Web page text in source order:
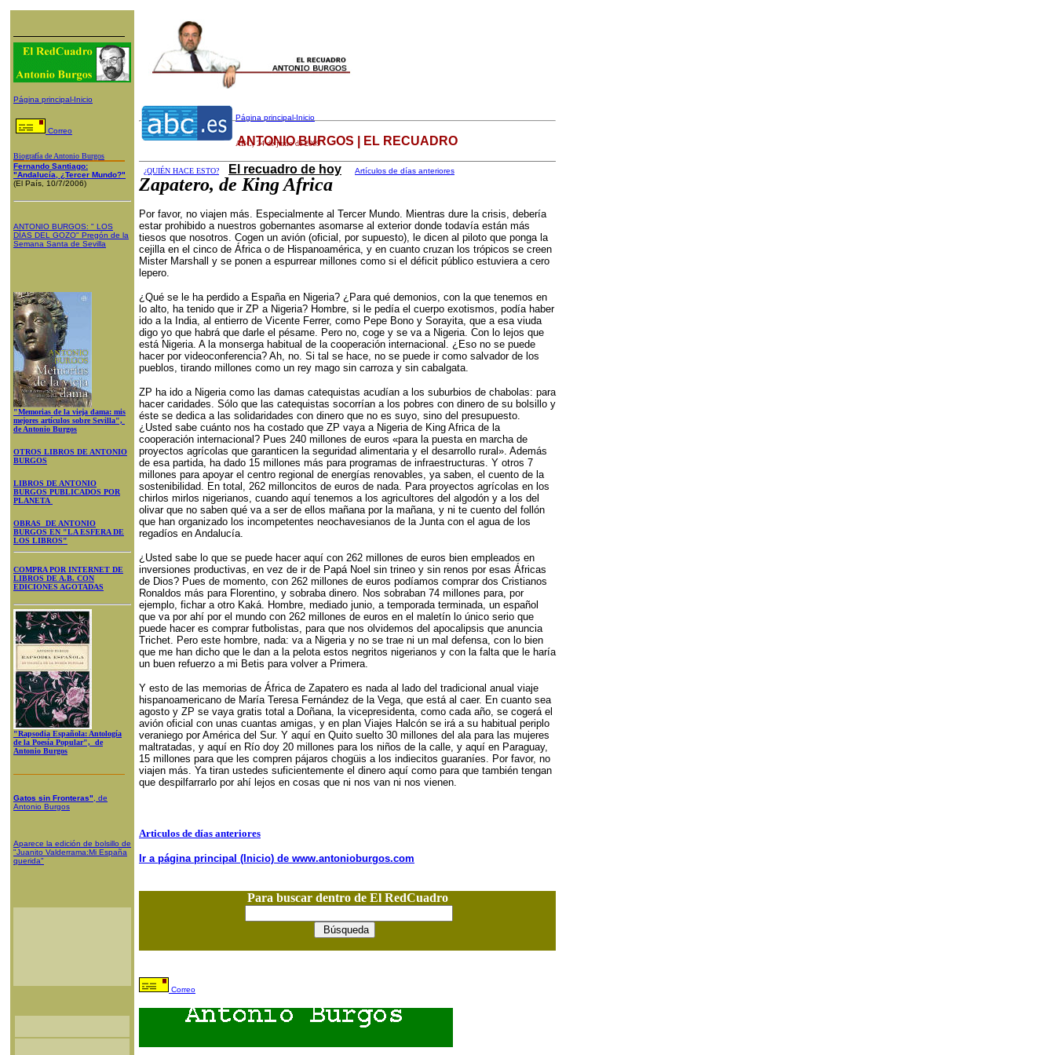
Página principal-Inicio
Correo
Biografía de Antonio Burgos
Fernando Santiago:
"Andalucía, ¿Tercer Mundo?"
(El País, 10/7/2006)
ANTONIO BURGOS: " LOS
DÍAS DEL GOZO" Pregón de la
Semana Santa de Sevilla
"Memorias de la vieja dama: mis
mejores artículos sobre Sevilla",
de Antonio Burgos
OTROS LIBROS DE ANTONIO
BURGOS
LIBROS DE ANTONIO
BURGOS PUBLICADOS POR
PLANETA
OBRAS DE ANTONIO
BURGOS EN "LA ESFERA DE
LOS LIBROS"
COMPRA POR INTERNET DE
LIBROS DE A.B. CON
EDICIONES AGOTADAS
"Rapsodia Española: Antología
de la Poesía Popular", de
Antonio Burgos
Gatos sin Fronteras" , de
Antonio Burgos
Aparece la edición de bolsillo de
"Juanito Valderrama:Mi España
querida"
Página principal-Inicio
ABC, 24 de junio de 2009
¿QUIÉN HACE ESTO? El recuadro de hoy Artículos de días anteriores
ANTONIO BURGOS | EL RECUADRO
Zapatero, de King Africa
Por favor, no viajen más. Especialmente al Tercer Mundo. Mientras dure la crisis, debería
estar prohibido a nuestros gobernantes asomarse al exterior donde todavía están más
tiesos que nosotros. Cogen un avión (oficial, por supuesto), le dicen al piloto que ponga la
cejilla en el cinco de África o de Hispanoamérica, y en cuanto cruzan los trópicos se creen
Mister Marshall y se ponen a espurrear millones como si el déficit público estuviera a cero
lepero.
¿Qué se le ha perdido a España en Nigeria? ¿Para qué demonios, con la que tenemos en
lo alto, ha tenido que ir ZP a Nigeria? Hombre, si le pedía el cuerpo exotismos, podía haber
ido a la India, al entierro de Vicente Ferrer, como Pepe Bono y Sorayita, que a esa viuda
digo yo que habrá que darle el pésame. Pero no, coge y se va a Nigeria. Con lo lejos que
está Nigeria. A la monserga habitual de la cooperación internacional. ¿Eso no se puede
hacer por videoconferencia? Ah, no. Si tal se hace, no se puede ir como salvador de los
pueblos, tirando millones como un rey mago sin carroza y sin cabalgata.
ZP ha ido a Nigeria como las damas catequistas acudían a los suburbios de chabolas: para
hacer caridades. Sólo que las catequistas socorrían a los pobres con dinero de su bolsillo y
éste se dedica a las solidaridades con dinero que no es suyo, sino del presupuesto.
¿Usted sabe cuánto nos ha costado que ZP vaya a Nigeria de King Africa de la
cooperación internacional? Pues 240 millones de euros «para la puesta en marcha de
proyectos agrícolas que garanticen la seguridad alimentaria y el desarrollo rural». Además
de esa partida, ha dado 15 millones más para programas de infraestructuras. Y otros 7
millones para apoyar el centro regional de energías renovables, ya saben, el cuento de la
sostenibilidad. En total, 262 milloncitos de euros de nada. Para proyectos agrícolas en los
chirlos mirlos nigerianos, cuando aquí tenemos a los agricultores del algodón y a los del
olivar que no saben qué va a ser de ellos mañana por la mañana, y ni te cuento del follón
que han organizado los incompetentes neochavesianos de la Junta con el agua de los
regadíos en Andalucía.
¿Usted sabe lo que se puede hacer aquí con 262 millones de euros bien empleados en
inversiones productivas, en vez de ir de Papá Noel sin trineo y sin renos por esas Áfricas
de Dios? Pues de momento, con 262 millones de euros podíamos comprar dos Cristianos
Ronaldos más para Florentino, y sobraba dinero. Nos sobraban 74 millones para, por
ejemplo, fichar a otro Kaká. Hombre, mediado junio, a temporada terminada, un español
que va por ahí por el mundo con 262 millones de euros en el maletín lo único serio que
puede hacer es comprar futbolistas, para que nos olvidemos del apocalipsis que anuncia
Trichet. Pero este hombre, nada: va a Nigeria y no se trae ni un mal defensa, con lo bien
que me han dicho que le dan a la pelota estos negritos nigerianos y con la falta que le haría
un buen refuerzo a mi Betis para volver a Primera.
Y esto de las memorias de África de Zapatero es nada al lado del tradicional anual viaje
hispanoamericano de María Teresa Fernández de la Vega, que está al caer. En cuanto sea
agosto y ZP se vaya gratis total a Doñana, la vicepresidenta, como cada año, se cogerá el
avión oficial con unas cuantas amigas, y en plan Viajes Halcón se irá a su habitual periplo
veraniego por América del Sur. Y aquí en Quito suelto 30 millones del ala para las mujeres
maltratadas, y aquí en Río doy 20 millones para los niños de la calle, y aquí en Paraguay,
15 millones para que les compren pájaros chogüis a los indiecitos guaraníes. Por favor, no
viajen más. Ya tiran ustedes suficientemente el dinero aquí como para que también tengan
que despilfarrarlo por ahí lejos en cosas que ni nos van ni nos vienen.
Articulos de días anteriores
Ir a página principal (Inicio) de www.antonioburgos.com
Para buscar dentro de El RedCuadro
Correo